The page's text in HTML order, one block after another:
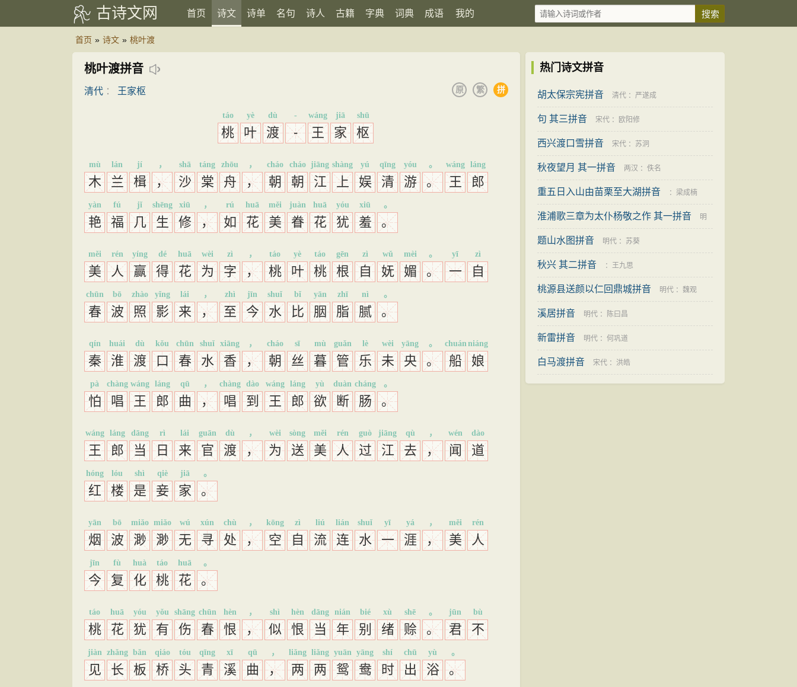
古诗文网 首页 诗文 诗单 名句 诗人 古籍 字典 词典 成语 我的
首页 » 诗文 » 桃叶渡
桃叶渡拼音
清代 ： 王家枢 拼
繁
原
桃
táo
叶
yè
渡
dù
-
-
王
wáng
家
jiā
枢
shū
木
mù
兰
lán
楫
jí
，
，
沙
shā
棠
táng
舟
zhōu
，
，
朝
cháo
朝
cháo
江
jiāng
上
shàng
娱
yú
清
qīng
游
yóu
。
。
王
wáng
郎
láng
艳
yàn
福
fú
几
jǐ
生
shēng
修
xiū
，
，
如
rú
花
huā
美
měi
眷
juàn
花
huā
犹
yóu
羞
xiū
。
。
美
měi
人
rén
赢
yíng
得
dé
花
huā
为
wèi
字
zì
，
，
桃
táo
叶
yè
桃
táo
根
gēn
自
zì
妩
wǔ
媚
mèi
。
。
一
yī
自
zì
春
chūn
波
bō
照
zhào
影
yǐng
来
lái
，
，
至
zhì
今
jīn
水
shuǐ
比
bǐ
胭
yān
脂
zhī
腻
nì
。
。
秦
qín
淮
huái
渡
dù
口
kǒu
春
chūn
水
shuǐ
香
xiāng
，
，
朝
cháo
丝
sī
暮
mù
管
guǎn
乐
lè
未
wèi
央
yāng
。
。
船
chuán
娘
niáng
怕
pà
唱
chàng
王
wáng
郎
láng
曲
qū
，
，
唱
chàng
到
dào
王
wáng
郎
láng
欲
yù
断
duàn
肠
cháng
。
。
王
wáng
郎
láng
当
dāng
日
rì
来
lái
官
guān
渡
dù
，
，
为
wèi
送
sòng
美
měi
人
rén
过
guò
江
jiāng
去
qù
，
，
闻
wén
道
dào
红
hóng
楼
lóu
是
shì
妾
qiè
家
jiā
。
。
烟
yān
波
bō
渺
miǎo
渺
miǎo
无
wú
寻
xún
处
chù
，
，
空
kōng
自
zì
流
liú
连
lián
水
shuǐ
一
yī
涯
yá
，
，
美
měi
人
rén
今
jīn
复
fù
化
huà
桃
táo
花
huā
。
。
桃
táo
花
huā
犹
yóu
有
yǒu
伤
shāng
春
chūn
恨
hèn
，
，
似
shì
恨
hèn
当
dāng
年
nián
别
bié
绪
xù
赊
shē
。
。
君
jūn
不
bù
见
jiàn
长
zhǎng
板
bǎn
桥
qiáo
头
tóu
青
qīng
溪
xī
曲
qū
，
，
两
liǎng
两
liǎng
鸳
yuān
鸯
yāng
时
shí
出
chū
浴
yù
。
。
热门诗文拼音
胡太保宗宪拼音 清代 ： 严遂成
句 其三拼音 宋代 ： 欧阳修
西兴渡口雪拼音 宋代 ： 苏泂
秋夜望月 其一拼音 两汉 ： 佚名
重五日入山由苗栗至大湖拼音 ： 梁成楠
淮浦歌三章为太仆杨敬之作 其一拼音 明
代：边贡
题山水图拼音 明代 ： 苏葵
秋兴 其二拼音 ： 王九思
桃源县送颜以仁回鼎城拼音 明代 ： 魏观
溪居拼音 明代 ： 陈曰昌
新雷拼音 明代 ： 何巩道
白马渡拼音 宋代 ： 洪皓